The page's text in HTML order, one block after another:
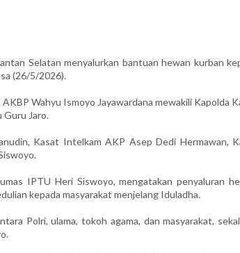
Selatan menyalurkan bantuan hewan kurban
(26/5/2026).
Wahyu Ismoyo Jayawardana mewakili Kapolda
Guru Jaro.
Kasat Intelkam AKP Asep Dedi Hermawan,
IPTU Heri Siswoyo, mengatakan penyaluran
kepada masyarakat menjelang Iduladha.
Polri, ulama, tokoh agama, dan masyarakat,